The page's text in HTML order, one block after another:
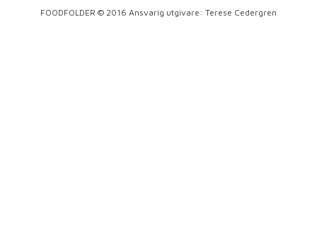
FOODFOLDER © 2016 Ansvarig utgivare: Terese Cedergren